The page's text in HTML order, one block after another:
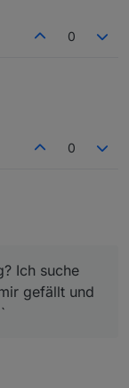
0
0
Ich suche
gefällt und